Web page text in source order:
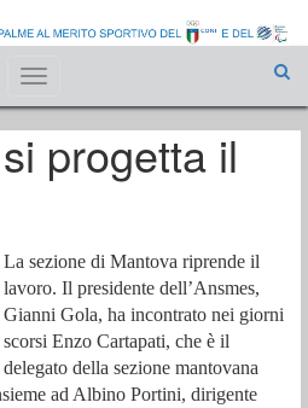
Toggle
navigation
progetta il
La sezione di Mantova riprende il
lavoro. Il presidente dell’Ansmes,
Gianni Gola, ha incontrato nei giorni
scorsi Enzo Cartapati, che è il
delegato della sezione mantovana
ad Albino Portini, dirigente